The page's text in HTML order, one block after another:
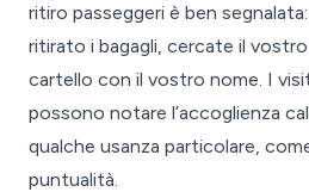
ritiro passeggeri è ben
ritirato i bagagli, cercate il
cartello con il vostro nome. I
possono notare l’accoglienza
qualche usanza particolare,
puntualità.